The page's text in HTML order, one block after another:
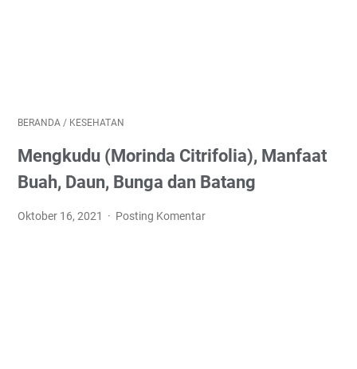
BERANDA / KESEHATAN
Mengkudu (Morinda Citrifolia), Manfaat
Buah, Daun, Bunga dan Batang
Oktober 16, 2021 Posting Komentar